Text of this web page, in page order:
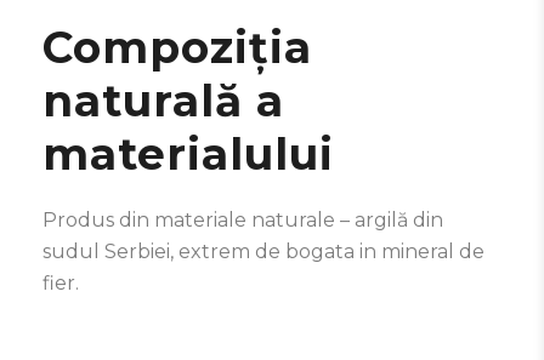
Compoziția
naturală a
materialului
Produs din materiale naturale – argilă din
sudul Serbiei, extrem de bogata in mineral de
fier.